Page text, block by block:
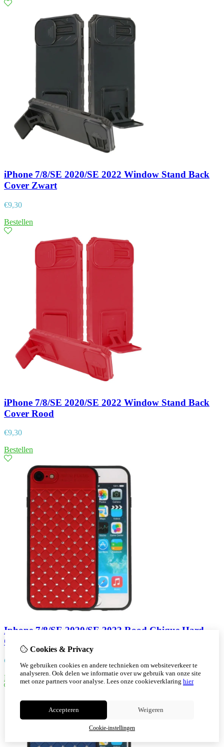
iPhone 7/8/SE 2020/SE 2022 Window Stand Back
Cover Zwart
€9,30
Bestellen
iPhone 7/8/SE 2020/SE 2022 Window Stand Back
Cover Rood
€9,30
Bestellen
Iphone 7/8/SE 2020/SE 2022 Rood Chique Hard
Cases
€
Bestellen
Cookies & Privacy
We gebruiken cookies en andere technieken om websiteverkeer te
analyseren. Ook delen we informatie over uw gebruik van onze site
met onze partners voor analyse. Lees onze cookieverklaring hier
Accepteren Weigeren
Cookie-instellingen